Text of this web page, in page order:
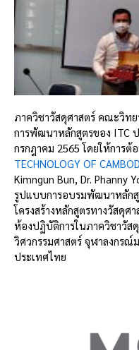
ภาควิชาวัสดุศาสตร์ คณะวิทย
การพัฒนาหลักสูตรของ ITC
กรกฎาคม 2565 โดยให้การต้
TECHNOLOGY OF
Kimngun Bun, Dr. Phanny
รูปแบบการอบรมพัฒนาหลัก
โครงสร้างหลักสูตรทางวัสดุศ
ห้องปฏิบัติการในภาควิชาวัส
วิศวกรรมศาสตร์ จุฬาลงกรณ์
ประเทศไทย